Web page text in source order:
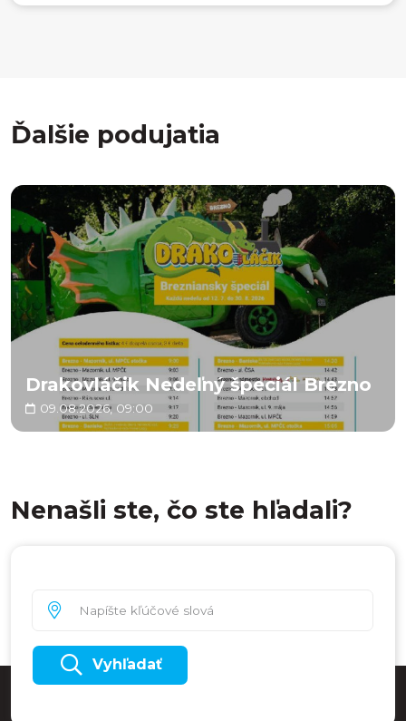
Ďalšie podujatia
Drakovláčik Nedeľný špeciál Brezno
09.08.2026, 09:00
Nenašli ste, čo ste hľadali?
Vyhľadať